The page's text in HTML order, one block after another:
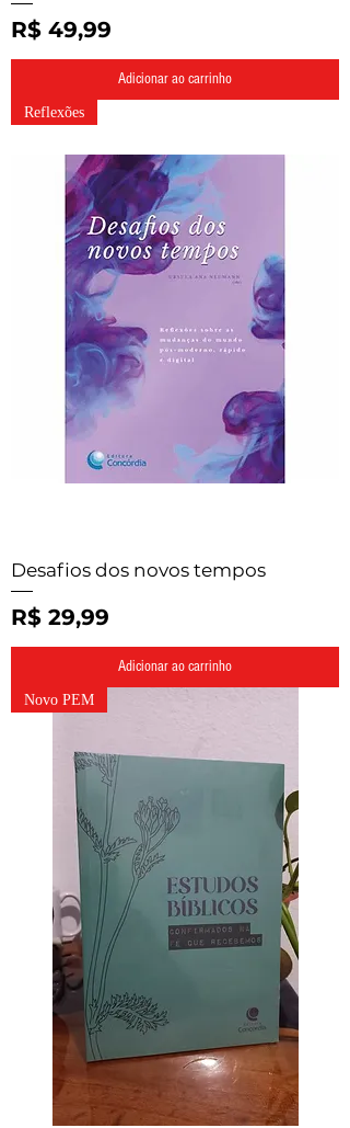
Preço
R$ 49,99
Adicionar ao carrinho
Reflexões
Desafios dos novos tempos
Preço
R$ 29,99
Adicionar ao carrinho
Novo PEM